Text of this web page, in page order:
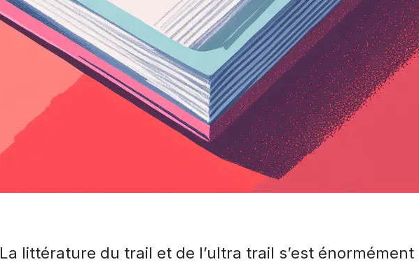
La littérature du trail et de l’ultra trail s’est